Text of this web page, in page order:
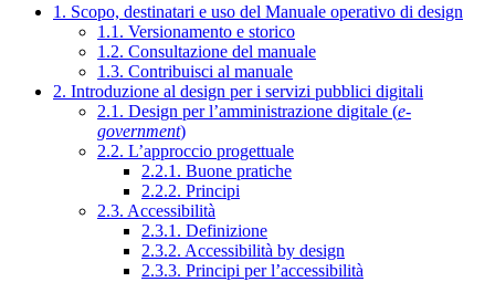
1. Scopo, destinatari e uso del Manuale operativo di design
1.1. Versionamento e storico
1.2. Consultazione del manuale
1.3. Contribuisci al manuale
2. Introduzione al design per i servizi pubblici digitali
2.1. Design per l’amministrazione digitale (e-
government)
2.2. L’approccio progettuale
2.2.1. Buone pratiche
2.2.2. Principi
2.3. Accessibilità
2.3.1. Definizione
2.3.2. Accessibilità by design
2.3.3. Principi per l’accessibilità